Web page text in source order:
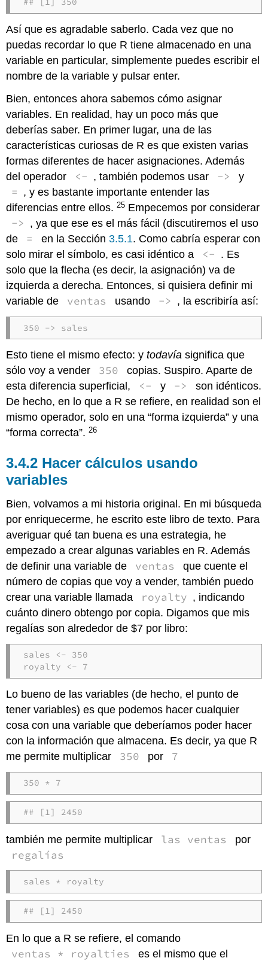
Así que es agradable saberlo. Cada vez que no
puedas recordar lo que R tiene almacenado en una
variable en particular, simplemente puedes escribir el
nombre de la variable y pulsar enter.
Bien, entonces ahora sabemos cómo asignar
variables. En realidad, hay un poco más que
deberías saber. En primer lugar, una de las
características curiosas de R es que existen varias
formas diferentes de hacer asignaciones. Además
del operador
<- , también podemos usar -> y
= , y es bastante importante entender las
diferencias entre ellos.25 Empecemos por considerar
-> , ya que ese es el más fácil (discutiremos el uso
de
= en la Sección 3.5.1. Como cabría esperar con
solo mirar el símbolo, es casi idéntico a
<- . Es
solo que la flecha (es decir, la asignación) va de
izquierda a derecha. Entonces, si quisiera definir mi
variable de
ventas usando -> , la escribiría así:
350 -> sales
Esto tiene el mismo efecto: ytodavía significa que
sólo voy a vender
350
copias. Suspiro. Aparte de
esta diferencia superficial,
<- y ->
son idénticos.
De hecho, en lo que a R se refiere, en realidad son el
mismo operador, solo en una “forma izquierda” y una
“forma correcta”.26
Hacer cálculos usando
variables
Bien, volvamos a mi historia original. En mi búsqueda
por enriquecerme, he escrito este libro de texto. Para
averiguar qué tan buena es una estrategia, he
empezado a crear algunas variables en R. Además
de definir una variable de
ventas
que cuente el
número de copias que voy a vender, también puedo
crear una variable llamada
royalty , indicando
cuánto dinero obtengo por copia. Digamos que mis
regalías son alrededor de $7 por libro:
sales <- 350
royalty <- 7
Lo bueno de las variables (de hecho, el punto de
tener variables) es que podemos hacer cualquier
cosa con una variable que deberíamos poder hacer
con la información que almacena. Es decir, ya que R
me permite multiplicar
350 por 7
350 * 7
## [1] 2450
también me permite multiplicar las ventas por
regalías
sales * royalty
## [1] 2450
En lo que a R se refiere, el comando
ventas * royalties
es el mismo que el